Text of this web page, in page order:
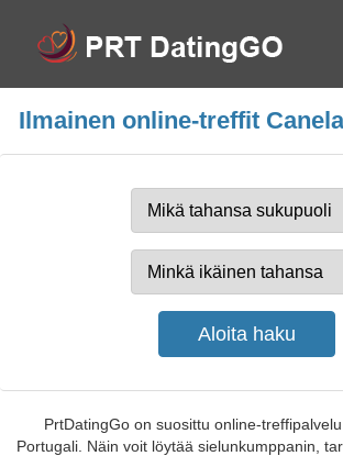
Ilmainen online-treffit
PrtDatingGo on suosittu online-treffipalvelu
Portugali. Näin voit löytää sielunkumppanin,